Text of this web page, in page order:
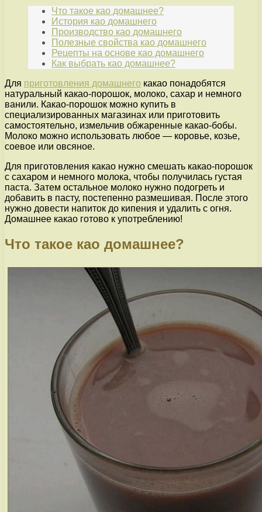
Что такое као домашнее?
История као домашнего
Производство као домашнего
Полезные свойства као домашнего
Рецепты на основе као домашнего
Как выбрать као домашнее?
Для приготовления домашнего какао понадобятся
натуральный какао-порошок, молоко, сахар и немного
ванили. Какао-порошок можно купить в
специализированных магазинах или приготовить
самостоятельно, измельчив обжаренные какао-бобы.
Молоко можно использовать любое — коровье, козье,
соевое или овсяное.
Для приготовления какао нужно смешать какао-порошок
с сахаром и немного молока, чтобы получилась густая
паста. Затем остальное молоко нужно подогреть и
добавить в пасту, постепенно размешивая. После этого
нужно довести напиток до кипения и удалить с огня.
Домашнее какао готово к употреблению!
Что такое као домашнее?